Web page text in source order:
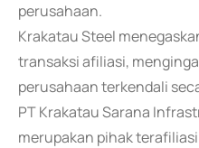
perusahaan.
Krakatau Steel
transaksi afiliasi,
perusahaan terkendali
PT Krakatau Sarana
merupakan pihak